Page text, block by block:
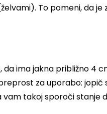
To pomeni, da je
da ima jakna približno 4
za uporabo:
takoj sporoči stanje